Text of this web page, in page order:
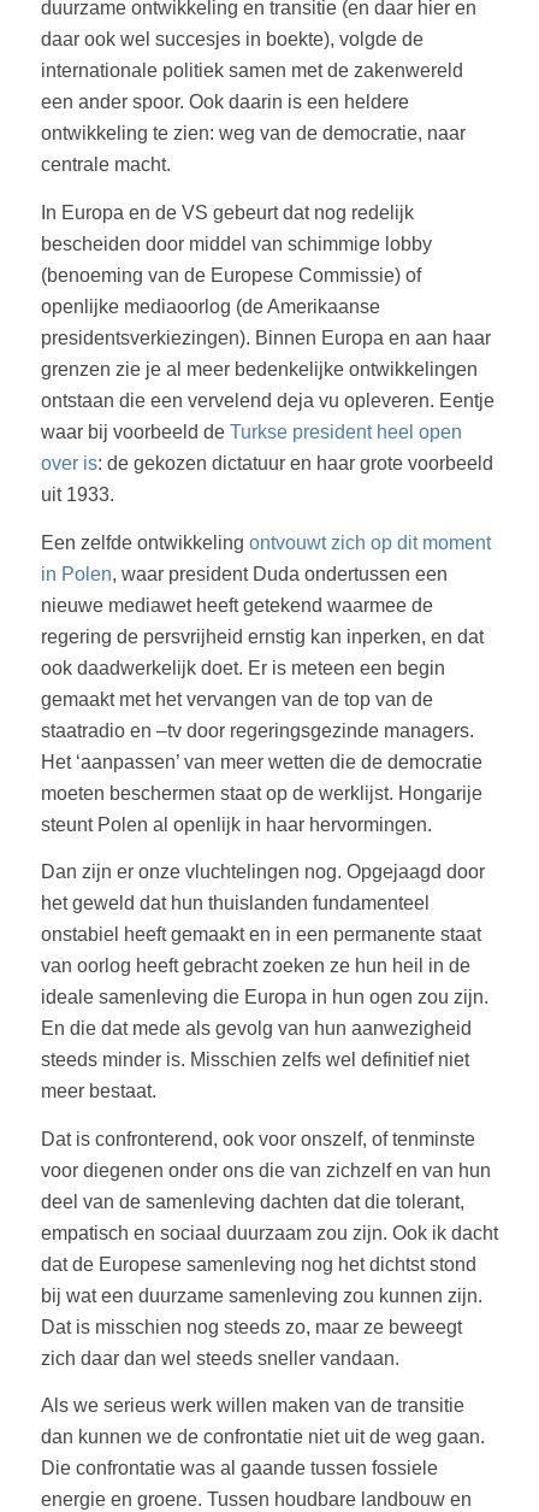
duurzame ontwikkeling en transitie (en daar hier en
daar ook wel succesjes in boekte), volgde de
internationale politiek samen met de zakenwereld
een ander spoor. Ook daarin is een heldere
ontwikkeling te zien: weg van de democratie, naar
centrale macht.
In Europa en de VS gebeurt dat nog redelijk
bescheiden door middel van schimmige lobby
(benoeming van de Europese Commissie) of
openlijke mediaoorlog (de Amerikaanse
presidentsverkiezingen). Binnen Europa en aan haar
grenzen zie je al meer bedenkelijke ontwikkelingen
ontstaan die een vervelend deja vu opleveren. Eentje
waar bij voorbeeld de Turkse president heel open
over is: de gekozen dictatuur en haar grote voorbeeld
uit 1933.
Een zelfde ontwikkeling ontvouwt zich op dit moment
in Polen, waar president Duda ondertussen een
nieuwe mediawet heeft getekend waarmee de
regering de persvrijheid ernstig kan inperken, en dat
ook daadwerkelijk doet. Er is meteen een begin
gemaakt met het vervangen van de top van de
staatradio en –tv door regeringsgezinde managers.
Het ‘aanpassen’ van meer wetten die de democratie
moeten beschermen staat op de werklijst. Hongarije
steunt Polen al openlijk in haar hervormingen.
Dan zijn er onze vluchtelingen nog. Opgejaagd door
het geweld dat hun thuislanden fundamenteel
onstabiel heeft gemaakt en in een permanente staat
van oorlog heeft gebracht zoeken ze hun heil in de
ideale samenleving die Europa in hun ogen zou zijn.
En die dat mede als gevolg van hun aanwezigheid
steeds minder is. Misschien zelfs wel definitief niet
meer bestaat.
Dat is confronterend, ook voor onszelf, of tenminste
voor diegenen onder ons die van zichzelf en van hun
deel van de samenleving dachten dat die tolerant,
empatisch en sociaal duurzaam zou zijn. Ook ik dacht
dat de Europese samenleving nog het dichtst stond
bij wat een duurzame samenleving zou kunnen zijn.
Dat is misschien nog steeds zo, maar ze beweegt
zich daar dan wel steeds sneller vandaan.
Als we serieus werk willen maken van de transitie
dan kunnen we de confrontatie niet uit de weg gaan.
Die confrontatie was al gaande tussen fossiele
energie en groene. Tussen houdbare landbouw en